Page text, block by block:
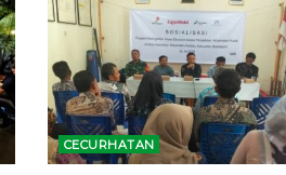
CECURHATAN